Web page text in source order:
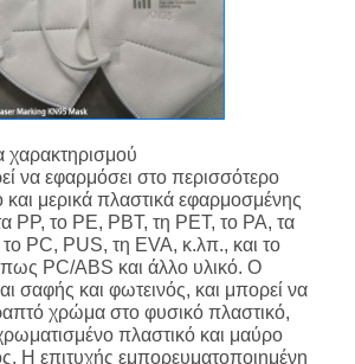
χαρακτηρισμού
να εφαρμόσει στο περισσότερο
και μερικά πλαστικά εφαρμοσμένης
PP, το PE, PBT, τη PET, το PA, τα
PC, PUS, τη EVA, κ.λπ., και το
PC/ABS και άλλο υλικό. Ο
σαφής και φωτεινός, και μπορεί να
χρώμα στο φυσικό πλαστικό,
πλαστικό και μαύρο
Η επιτυχής εμπορευματοποιημένη